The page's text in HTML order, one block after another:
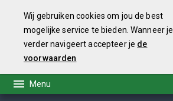
Wij gebruiken cookies om jou de best
mogelijke service te bieden. Wanneer je
verder navigeert accepteer je de
voorwaarden